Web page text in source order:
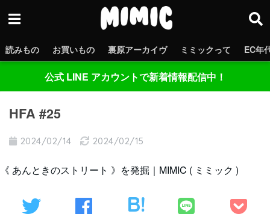
読みもの お買いもの 裏原アーカイヴ ミミックって EC年
公式 LINE アカウントで新着情報配信中！
HFA #25
2024/02/14 2024/02/15
《 あんときのストリート 》を発掘｜MIMIC ( ミミック )